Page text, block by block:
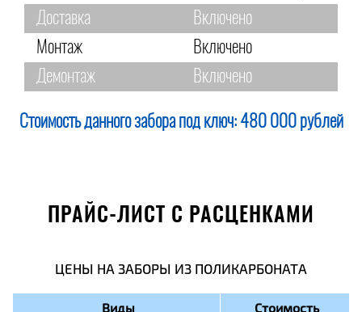
Доставка
Включено
Монтаж
Включено
Демонтаж
Включено
Стоимость данного забора под ключ: 480 000 рублей
ПРАЙС-ЛИСТ С РАСЦЕНКАМИ
ЦЕНЫ НА ЗАБОРЫ ИЗ ПОЛИКАРБОНАТА
Виды Стоимость